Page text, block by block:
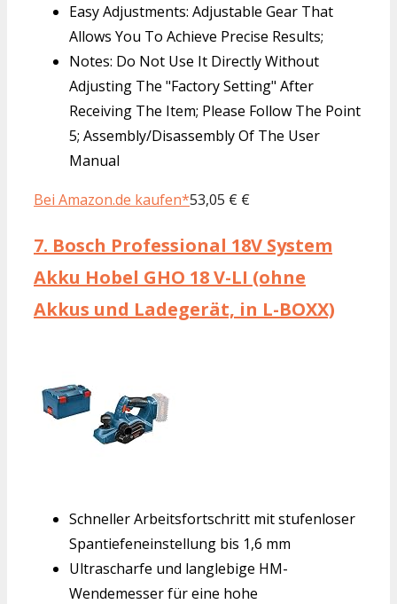
Easy Adjustments: Adjustable Gear That
Allows You To Achieve Precise Results;
Notes: Do Not Use It Directly Without
Adjusting The "Factory Setting" After
Receiving The Item; Please Follow The Point
5; Assembly/Disassembly Of The User
Manual
Bei Amazon.de kaufen*53,05 € €
7. Bosch Professional 18V System
Akku Hobel GHO 18 V-LI (ohne
Akkus und Ladegerät, in L-BOXX)
Schneller Arbeitsfortschritt mit stufenloser
Spantiefeneinstellung bis 1,6 mm
Ultrascharfe und langlebige HM-
Wendemesser für eine hohe